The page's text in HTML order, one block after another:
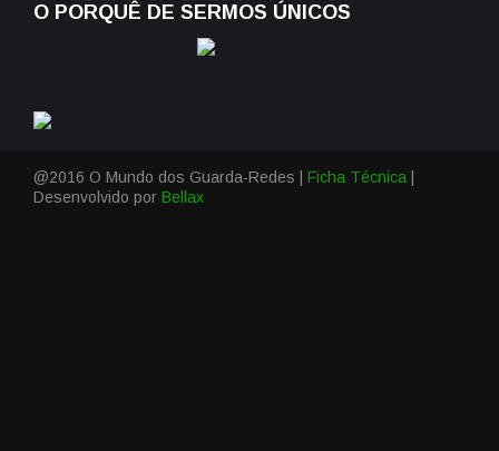
O PORQUÊ DE SERMOS ÚNICOS
@2016 O Mundo dos Guarda-Redes | Ficha Técnica
Desenvolvido por Bellax